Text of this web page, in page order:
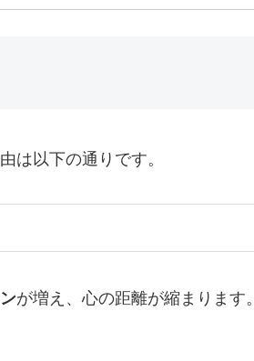
は以下の通りです。
が増え、心の距離が縮まります。